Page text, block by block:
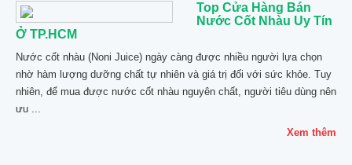
Top Cửa Hàng Bán
Nước Cốt Nhàu Uy Tín
Ở TP.HCM
Nước cốt nhàu (Noni Juice) ngày càng được nhiều người lựa chọn
nhờ hàm lượng dưỡng chất tự nhiên và giá trị đối với sức khỏe. Tuy
nhiên, để mua được nước cốt nhàu nguyên chất, người tiêu dùng nên
ưu ...
Xem thêm